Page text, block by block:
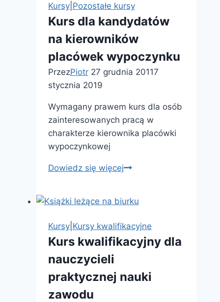
pedagogicznej
Kursy| Pozostałe kursy
Kurs dla kandydatów
na kierowników
placówek wypoczynku
PrzezPiotr 27 grudnia 20117
stycznia 2019
Wymagany prawem kurs dla osób
zainteresowanych pracą w
charakterze kierownika placówki
wypoczynkowej
Dowiedz się więcejKurs
na
placówek
wypoczynku
Kursy| Kursy kwalifikacyjne
Kurs kwalifikacyjny dla
nauczycieli
praktycznej nauki
zawodu